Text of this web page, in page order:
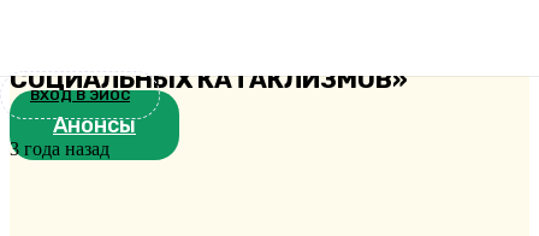
ВХОД В ЭИОС
СОЦИАЛЬНЫХ КАТАКЛИЗМОВ»
Анонсы
3 года назад